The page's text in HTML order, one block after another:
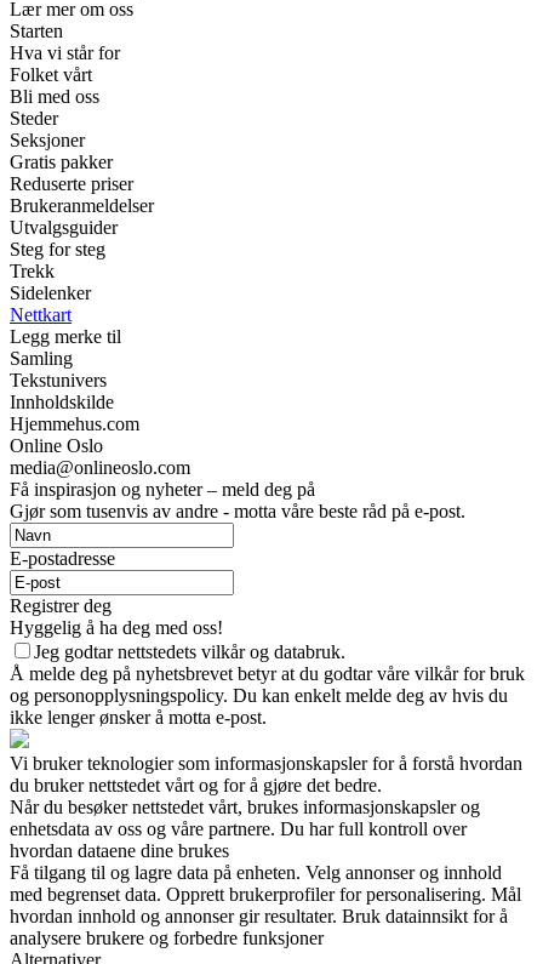
Lær mer om oss
Starten
Hva vi står for
Folket vårt
Bli med oss
Steder
Seksjoner
Gratis pakker
Reduserte priser
Brukeranmeldelser
Utvalgsguider
Steg for steg
Trekk
Sidelenker
Nettkart
Legg merke til
Samling
Tekstunivers
Innholdskilde
Hjemmehus.com
Online Oslo
media@onlineoslo.com
Få inspirasjon og nyheter – meld deg på
Gjør som tusenvis av andre - motta våre beste råd på e-post.
E-postadresse
Registrer deg
Hyggelig å ha deg med oss!
Jeg godtar nettstedets vilkår og databruk.
Å melde deg på nyhetsbrevet betyr at du godtar våre vilkår for bruk
og personopplysningspolicy. Du kan enkelt melde deg av hvis du
ikke lenger ønsker å motta e-post.
Vi bruker teknologier som informasjonskapsler for å forstå hvordan
du bruker nettstedet vårt og for å gjøre det bedre.
Når du besøker nettstedet vårt, brukes informasjonskapsler og
enhetsdata av oss og våre partnere. Du har full kontroll over
hvordan dataene dine brukes
Få tilgang til og lagre data på enheten. Velg annonser og innhold
med begrenset data. Opprett brukerprofiler for personalisering. Mål
hvordan innhold og annonser gir resultater. Bruk datainnsikt for å
analysere brukere og forbedre funksjoner